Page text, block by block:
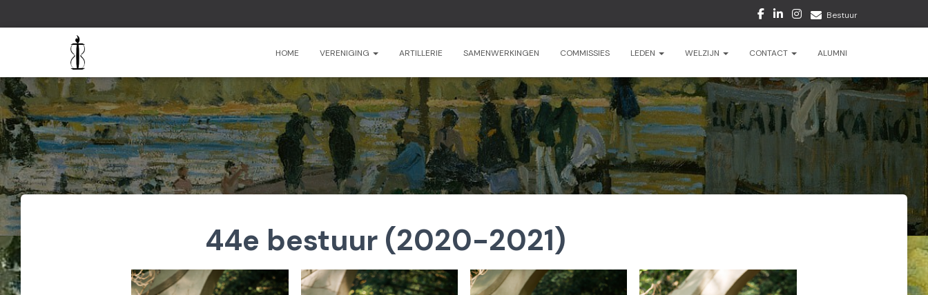
Bestuur
HOME VERENIGING ARTILLERIE SAMENWERKINGEN COMMISSIES LEDEN WELZIJN CONTACT ALUMNI
44e bestuur (2020-2021)